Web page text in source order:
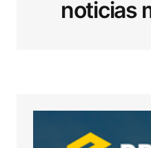
noticias